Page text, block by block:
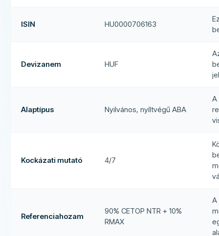
ISIN HU0000706163
Devizanem HUF
Alaptípus Nyilvános, nyíltvégű ABA
A
Kockázati mutató 4/7
Referenciahozam
90% CETOP NTR + 10%
RMAX
A